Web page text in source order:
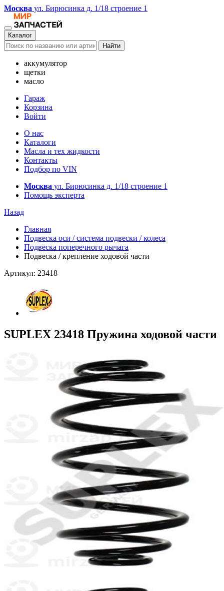
Москва ул. Бирюсинка д. 1/18 строение 1
Каталог
Найти
аккумулятор
щетки
масло
Гараж
Корзина
Войти
О нас
Каталоги
Масла и тех жидкости
Контакты
Подбор по VIN
Москва ул. Бирюсинка д. 1/18 строение 1
Помощь эксперта
Назад
Главная
Подвеска оси / система подвески / колеса
Подвеска поперечного рычага
Подвеска / крепление ходовой части
Артикул: 23418
SUPLEX 23418 Пружина ходовой части